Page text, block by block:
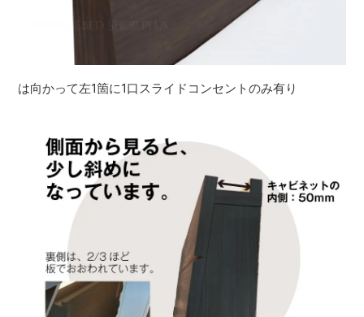
は向かって左1箇に1口スライドコンセントのみ有り